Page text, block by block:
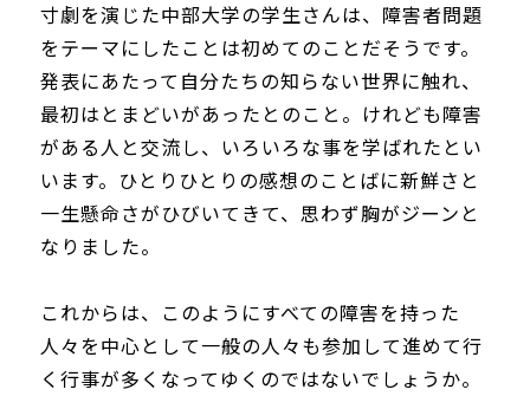
寸劇を演じた中部大学の学生さんは、障害者問題
をテーマにしたことは初めてのことだそうです。
発表にあたって自分たちの知らない世界に触れ、
最初はとまどいがあったとのこと。けれども障害
がある人と交流し、いろいろな事を学ばれたとい
います。ひとりひとりの感想のことばに新鮮さと
一生懸命さがひびいてきて、思わず胸がジーンと
なりました。
これからは、このようにすべての障害を持った
人々を中心として一般の人々も参加して進めて行
く行事が多くなってゆくのではないでしょうか。